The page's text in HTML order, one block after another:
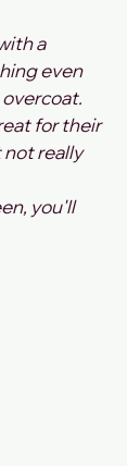
a
even
for their
really
you'll